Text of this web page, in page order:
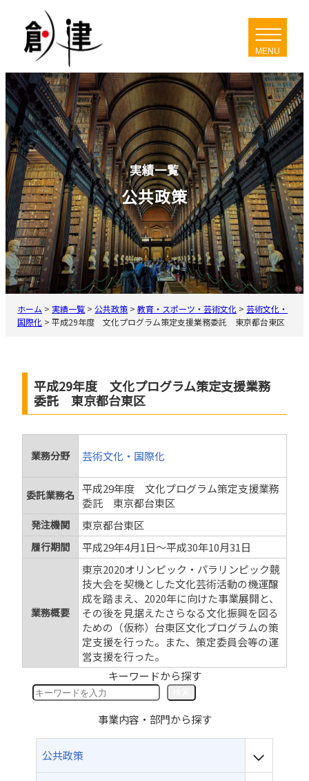
キ
ッ
プ
公共政策
実績一覧
ホーム > 実績一覧 >公共政策 >教育・スポーツ・芸術文化 >芸術文化・
国際化 >平成29年度 文化プログラム策定支援業務委託 東京都台東区
平成29年度 文化プログラム策定支援業務
委託 東京都台東区
業務分野 芸術文化・国際化
委託業務名 平成29年度 文化プログラム策定支援業務
委託 東京都台東区
発注機関 東京都台東区
履行期間 平成29年4月1日〜平成30年10月31日
業務概要
東京2020オリンピック・パラリンピック競
技大会を契機とした文化芸術活動の機運醸
成を踏まえ、2020年に向けた事業展開と、
その後を見据えたさらなる文化振興を図る
ための（仮称）台東区文化プログラムの策
定支援を行った。また、策定委員会等の運
営支援を行った。
キーワードから探す
事業内容・部門から探す
公共政策